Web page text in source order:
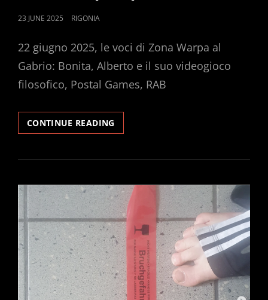
POSTED
23 JUNE 2025 RIGONIA
22 giugno 2025, le voci di Zona Warpa al
Gabrio: Bonita, Alberto e il suo videogioco
filosofico, Postal Games, RAB
CONTINUE READING
WARPA!
III